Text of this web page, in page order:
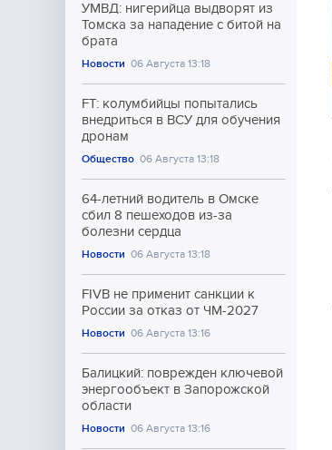
УМВД: нигерийца выдворят из
Томска за нападение с битой на
брата
Новости 06 Августа 13:18
FT: колумбийцы попытались
внедриться в ВСУ для обучения
дронам
Общество 06 Августа 13:18
64-летний водитель в Омске
сбил 8 пешеходов из-за
болезни сердца
Новости 06 Августа 13:18
FIVB не применит санкции к
России за отказ от ЧМ-2027
Новости 06 Августа 13:16
Балицкий: поврежден ключевой
энергообъект в Запорожской
области
Новости 06 Августа 13:16